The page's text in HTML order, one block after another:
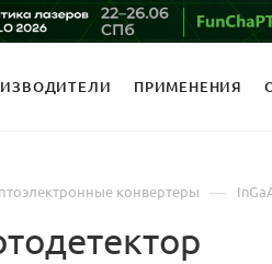
ПРИМЕНЕНИЯ
конвертеры —